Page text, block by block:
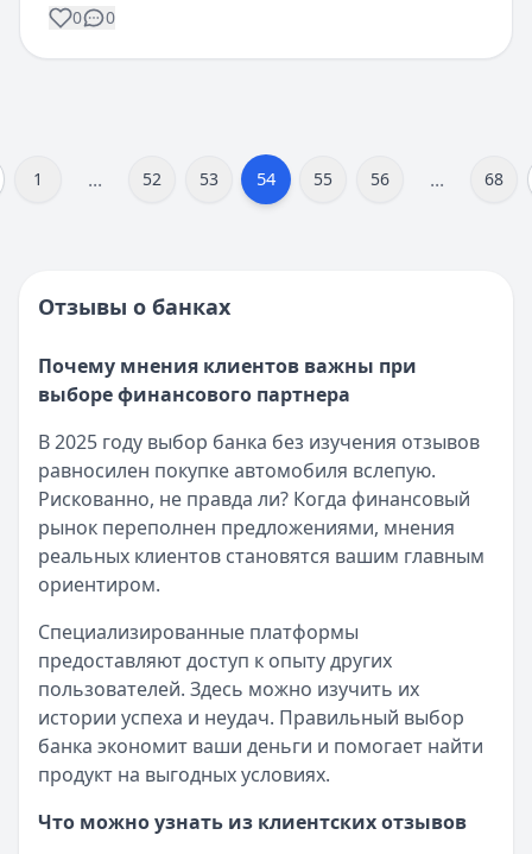
0 0
1 ... 52 53 54 55 56 ... 68
Отзывы о банках
Почему мнения клиентов важны при
выборе финансового партнера
В 2025 году выбор банка без изучения отзывов
равносилен покупке автомобиля вслепую.
Рискованно, не правда ли? Когда финансовый
рынок переполнен предложениями, мнения
реальных клиентов становятся вашим главным
ориентиром.
Специализированные платформы
предоставляют доступ к опыту других
пользователей. Здесь можно изучить их
истории успеха и неудач. Правильный выбор
банка экономит ваши деньги и помогает найти
продукт на выгодных условиях.
Что можно узнать из клиентских отзывов